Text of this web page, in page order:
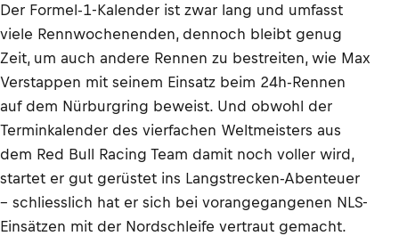
Der Formel-1-Kalender ist zwar lang und umfasst
viele Rennwochenenden, dennoch bleibt genug
Zeit, um auch andere Rennen zu bestreiten, wie Max
Verstappen mit seinem Einsatz beim 24h-Rennen
auf dem Nürburgring beweist. Und obwohl der
Terminkalender des vierfachen Weltmeisters aus
dem Red Bull Racing Team damit noch voller wird,
startet er gut gerüstet ins Langstrecken-Abenteuer
– schliesslich hat er sich bei vorangegangenen NLS-
Einsätzen mit der Nordschleife vertraut gemacht.